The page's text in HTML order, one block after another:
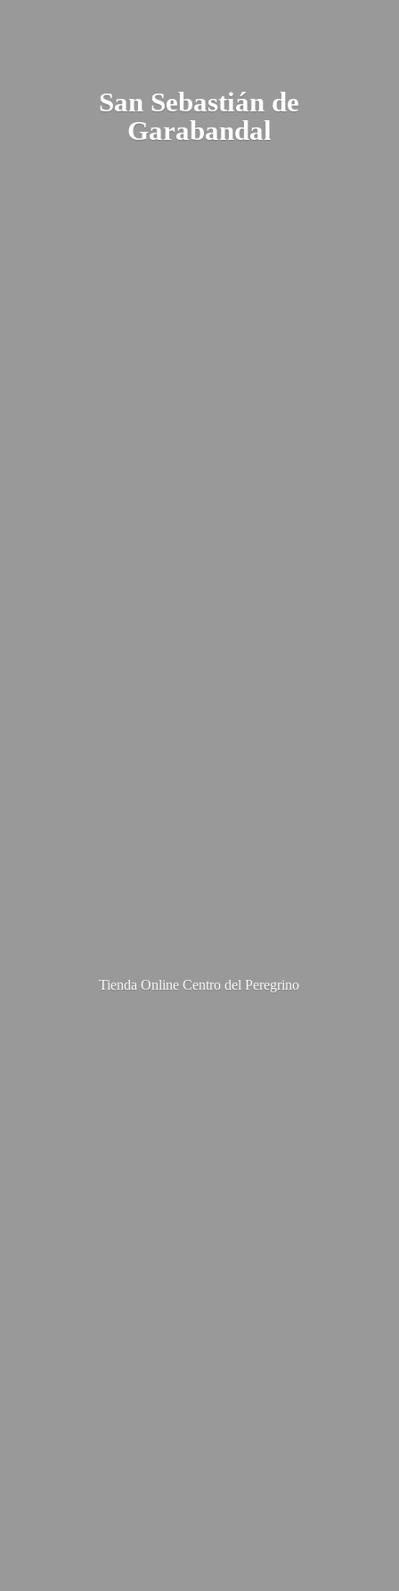
San Sebastián de
Garabandal
Tienda Online Centrodel Peregrino